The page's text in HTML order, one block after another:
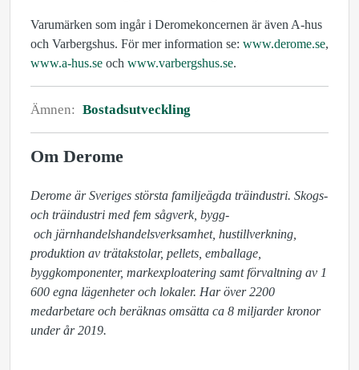
Varumärken som ingår i Deromekoncernen är även A-hus
och Varbergshus. För mer information se: www.derome.se,
www.a-hus.se och www.varbergshus.se.
Ämnen: Bostadsutveckling
Om Derome
Derome är Sveriges största familjeägda träindustri. Skogs-
och träindustri med fem sågverk, bygg-
produktion av trätakstolar, pellets, emballage,
byggkomponenter, markexploatering samt förvaltning av 1
600 egna lägenheter och lokaler. Har över 2200
medarbetare och beräknas omsätta ca 8 miljarder kronor
under år 2019.